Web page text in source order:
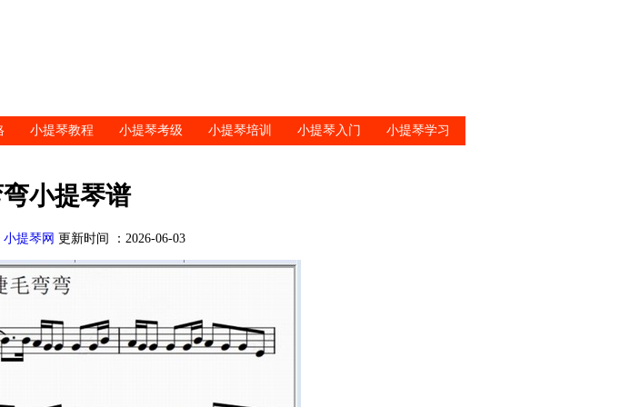
小提琴教程 小提琴考级 小提琴培训 小提琴入门
小提琴学习
小提琴谱
小提琴网 更新时间 ：2026-06-03